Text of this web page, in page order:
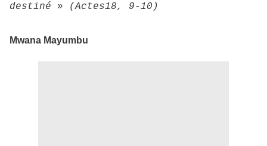
destiné » (Actes18, 9-10)
Mwana Mayumbu